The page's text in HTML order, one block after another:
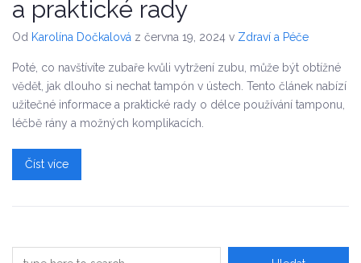
a praktické rady
Od Karolína Dočkalová z června 19, 2024 v Zdraví a Péče
Poté, co navštívíte zubaře kvůli vytržení zubu, může být obtížné
vědět, jak dlouho si nechat tampón v ústech. Tento článek nabízí
užitečné informace a praktické rady o délce používání tamponu,
léčbě rány a možných komplikacích.
Číst více